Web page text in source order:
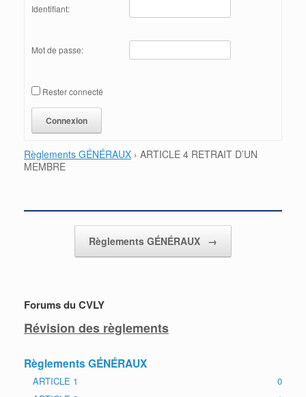
Identifiant:
Mot de passe:
Rester connecté
Connexion
Règlements GÉNÉRAUX › ARTICLE 4 RETRAIT D’UN
MEMBRE
Règlements GÉNÉRAUX →
Forums du CVLY
Révision des règlements
Règlements GÉNÉRAUX
ARTICLE 1
0